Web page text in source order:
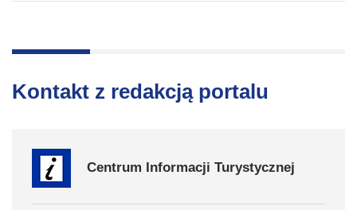
Kontakt z redakcją portalu
Centrum Informacji Turystycznej